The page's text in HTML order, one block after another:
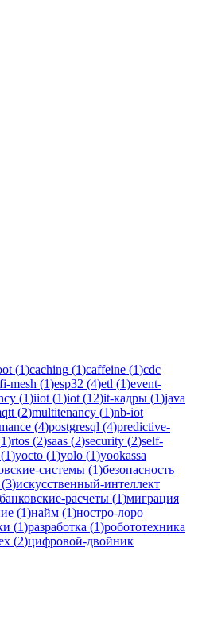
(1)caching (1)caffeine (1)cdc
mesh (1)esp32 (4)etl (1)event-
(1)iiot (1)iot (12)it-кадры (1)java
(2)multitenancy (1)nb-iot
(4)postgresql (4)predictive-
1)rtos (2)saas (2)security (2)self-
(1)yocto (1)yolo (1)yookassa
системы (1)безопасность
(3)искусственный-интеллект
расчеты (1)миграция
(1)найм (1)ностро-лоро
(1)разработка (1)робототехника
(2)цифровой-двойник